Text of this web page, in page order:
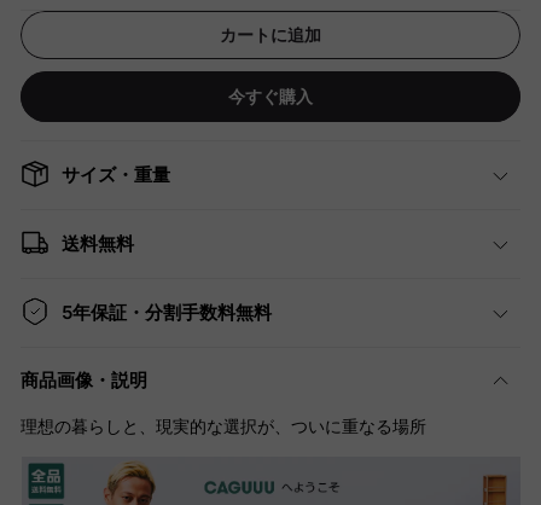
カートに追加
今すぐ購入
サイズ・重量
送料無料
5年保証・分割手数料無料
商品画像・説明
理想の暮らしと、現実的な選択が、ついに重なる場所